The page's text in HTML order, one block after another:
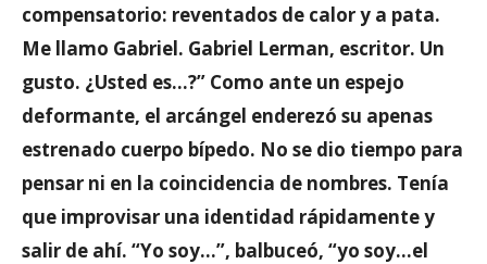
compensatorio: reventados de calor y a pata.
Me llamo Gabriel. Gabriel Lerman, escritor. Un
gusto. ¿Usted es…?” Como ante un espejo
deformante, el arcángel enderezó su apenas
estrenado cuerpo bípedo. No se dio tiempo para
pensar ni en la coincidencia de nombres. Tenía
que improvisar una identidad rápidamente y
salir de ahí. “Yo soy…”, balbuceó, “yo soy…el